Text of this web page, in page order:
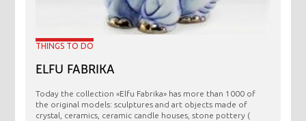
THINGS TO DO
ELFU FABRIKA
Today the collection «Elfu Fabrika» has more than 1000 of
the original models: sculptures and art objects made ​​of
crystal, ceramics, ceramic candle houses, stone pottery (